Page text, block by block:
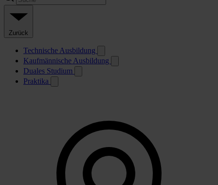
Zurück
Technische Ausbildung
Kaufmännische Ausbildung
Duales Studium
Praktika